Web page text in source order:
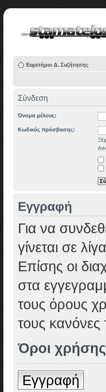
Ευρετήριο Δ. Συζήτησης
Σύνδεση
Όνομα μέλους:
Κωδικός πρόσβασης:
Εγγραφή
Για να
γίνεται σε
Επίσης οι
στα
τους όρους
τους
Όροι χρήσης
Εγγραφή